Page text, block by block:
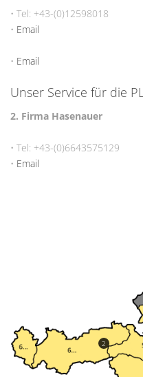
• Tel: +43-(0)12598018
• Email
• Email
Unser Service für die
2. Firma Hasenauer
• Tel: +43-(0)6643575129
• Email
2